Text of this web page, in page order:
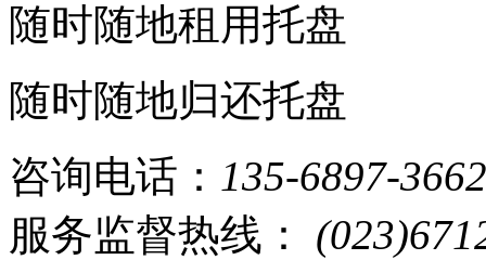
随时随地租用托盘
随时随地归还托盘
咨询电话： 135-6897-3662
服务监督热线：